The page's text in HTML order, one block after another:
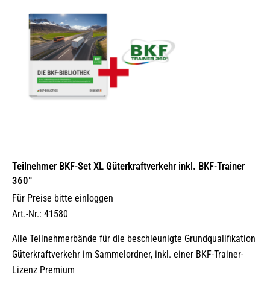
Teilnehmer BKF-Set XL Güterkraftverkehr inkl. BKF-Trainer
360°
Für Preise bitte einloggen
Art.-Nr.: 41580
Alle Teilnehmerbände für die beschleunigte Grundqualifikation
Güterkraftverkehr im Sammelordner, inkl. einer BKF-Trainer-
Lizenz Premium